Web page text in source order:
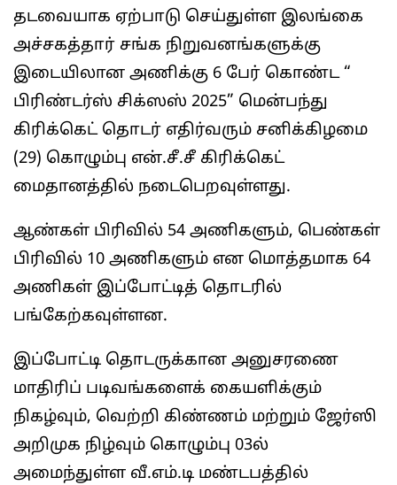
தடவையாக ஏற்பாடு செய்துள்ள இலங்கை
அச்சகத்தார் சங்க நிறுவனங்களுக்கு
இடையிலான அணிக்கு 6 பேர் கொண்ட “
பிரிண்டர்ஸ் சிக்ஸஸ் 2025” மென்பந்து
கிரிக்கெட் தொடர் எதிர்வரும் சனிக்கிழமை
(29) கொழும்பு என்.சீ.சீ கிரிக்கெட்
மைதானத்தில் நடைபெறவுள்ளது.
ஆண்கள் பிரிவில் 54 அணிகளும், பெண்கள்
பிரிவில் 10 அணிகளும் என மொத்தமாக 64
அணிகள் இப்போட்டித் தொடரில்
பங்கேற்கவுள்ளன.
இப்போட்டி தொடருக்கான அனுசரணை
மாதிரிப் படிவங்களைக் கையளிக்கும்
நிகழ்வும், வெற்றி கிண்ணம் மற்றும் ஜேர்ஸி
அறிமுக நிழ்வும் கொழும்பு 03ல்
அமைந்துள்ள வீ.எம்.டி மண்டபத்தில்